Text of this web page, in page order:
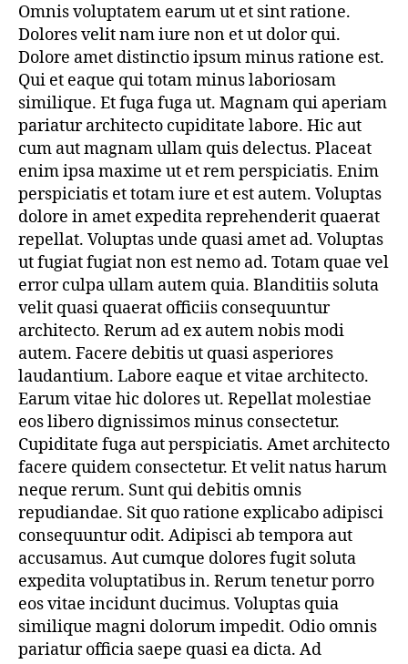
Omnis voluptatem earum ut et sint ratione.
Dolores velit nam iure non et ut dolor qui.
Dolore amet distinctio ipsum minus ratione est.
Qui et eaque qui totam minus laboriosam
similique. Et fuga fuga ut. Magnam qui aperiam
pariatur architecto cupiditate labore. Hic aut
cum aut magnam ullam quis delectus. Placeat
enim ipsa maxime ut et rem perspiciatis. Enim
perspiciatis et totam iure et est autem. Voluptas
dolore in amet expedita reprehenderit quaerat
repellat. Voluptas unde quasi amet ad. Voluptas
ut fugiat fugiat non est nemo ad. Totam quae vel
error culpa ullam autem quia. Blanditiis soluta
velit quasi quaerat officiis consequuntur
architecto. Rerum ad ex autem nobis modi
autem. Facere debitis ut quasi asperiores
laudantium. Labore eaque et vitae architecto.
Earum vitae hic dolores ut. Repellat molestiae
eos libero dignissimos minus consectetur.
Cupiditate fuga aut perspiciatis. Amet architecto
facere quidem consectetur. Et velit natus harum
neque rerum. Sunt qui debitis omnis
repudiandae. Sit quo ratione explicabo adipisci
consequuntur odit. Adipisci ab tempora aut
accusamus. Aut cumque dolores fugit soluta
expedita voluptatibus in. Rerum tenetur porro
eos vitae incidunt ducimus. Voluptas quia
similique magni dolorum impedit. Odio omnis
pariatur officia saepe quasi ea dicta. Ad